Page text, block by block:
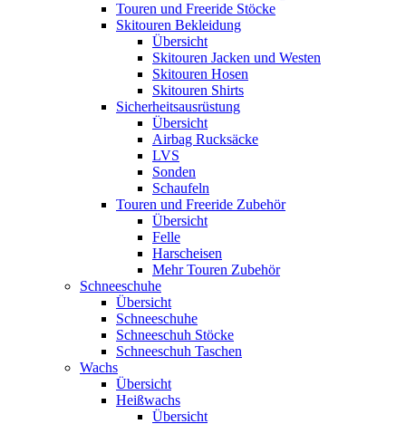
Touren und Freeride Stöcke
Skitouren Bekleidung
Übersicht
Skitouren Jacken und Westen
Skitouren Hosen
Skitouren Shirts
Sicherheitsausrüstung
Übersicht
Airbag Rucksäcke
LVS
Sonden
Schaufeln
Touren und Freeride Zubehör
Übersicht
Felle
Harscheisen
Mehr Touren Zubehör
Schneeschuhe
Übersicht
Schneeschuhe
Schneeschuh Stöcke
Schneeschuh Taschen
Wachs
Übersicht
Heißwachs
Übersicht